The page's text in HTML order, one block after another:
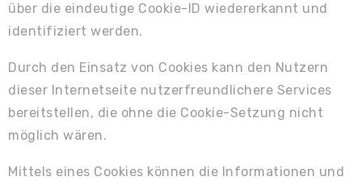
über die eindeutige Cookie-ID wiedererkannt und
identifiziert werden.
Durch den Einsatz von Cookies kann den Nutzern
dieser Internetseite nutzerfreundlichere Services
bereitstellen, die ohne die Cookie-Setzung nicht
möglich wären.
Mittels eines Cookies können die Informationen und